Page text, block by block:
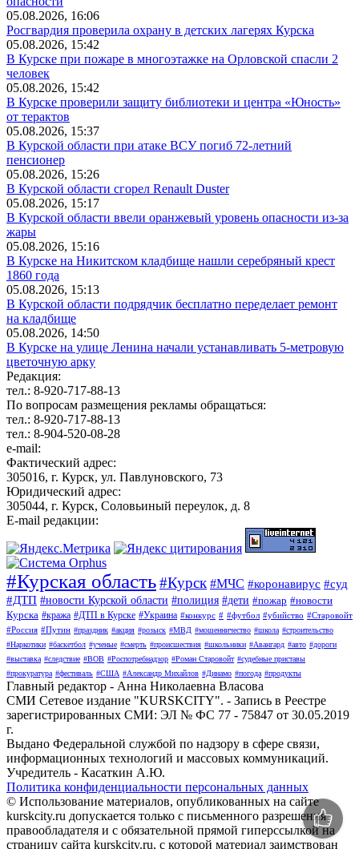
05.08.2026, 16:06
Росгвардия проверила охрану в детских лагерях Курска
05.08.2026, 15:42
В Курске при пожаре в многоэтажке на Орловской спасли 2
человек
05.08.2026, 15:42
В Курске проверили защиту библиотеки и центра «Юность»
от терактов
05.08.2026, 15:37
В Курской области при атаке ВСУ погиб 72-летний
пенсионер
05.08.2026, 15:26
В Курской области сгорел Renault Duster
05.08.2026, 15:17
В Курской области ввели оранжевый уровень опасности из-за
жары
05.08.2026, 15:16
В Курске на Никитском кладбище нашли серебряный крест
1860 года
05.08.2026, 15:13
В Курской области подрядчик бесплатно переделает ремонт
на кладбище
05.08.2026, 14:50
В Курске на улице Ленина начали устанавливать 5-метровую
цветочную арку
Редакция:
тел.: 8-920-717-88-13
По вопросам размещения рекламы обращаться:
тел.: 8-920-717-88-13
тел.: 8-904-520-08-28
e-mail:
Фактический адрес:
305016, г. Курск, ул. Павлуновского, 73
Юридический адрес:
305044, г. Курск, Соловьиный переулок, д. 8
E-mail редакции:
#Курская область#Курск #МЧС #коронавирус #суд
#ДТП #новости Курской области #полиция #дети #пожар #новости
Курска #кража #ДТП в Курске #Украина #конкурс # #футбол #убийство #Старовойт
#Россия #Путин #праздник #акция #розыск #МВД #мошенничество #школа #строительство
#Наркотики #баскетбол #ученые #смерть #происшествия #школьники #Авангард #авто #дороги
#выставка #следствие #ВОВ #Роспотребнадзор #Роман Старовойт #судебные приставы
#прокуратура #фестиваль #США #Александр Михайлов #Динамо #погода #продукты
Главный редактор - Анна Николаевна Власова
СМИ Сетевое издание "KURSKCITY". - Запись в Реестре
зарегистрированных СМИ: ЭЛ № ФС 77 - 75847 от 30.05.2019
г.
Выдано Федеральной службой по надзору в сфере связи,
информационных технологий и массовых коммуникаций.
Учредитель - Касаткин А.Ю.
Политика конфиденциальности персональных данных
© Использование материалов, опубликованных на сайте
kurskcity.ru допускается только с письменного разрешения
правообладателя и с обязательной прямой гиперссылкой на
страницу сайта kurskcity.ru, с которой материал заимствован